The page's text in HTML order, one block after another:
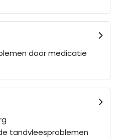
door medicatie
tandvleesproblemen